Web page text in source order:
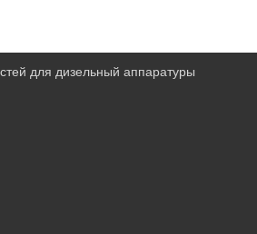
для дизельный аппаратуры